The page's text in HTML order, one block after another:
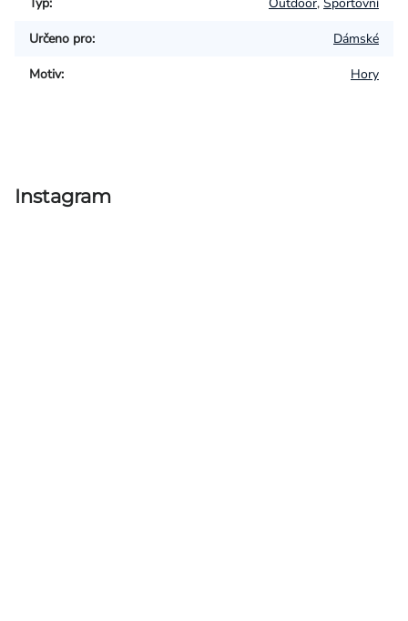
Typ: Outdoor, Sportovní
Určeno pro: Dámské
Motiv: Hory
Instagram